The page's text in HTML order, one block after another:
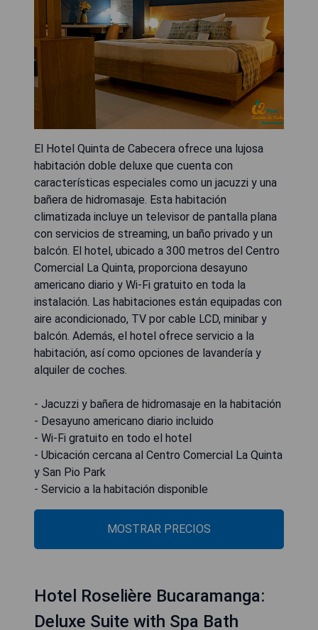
El Hotel Quinta de Cabecera ofrece una lujosa
habitación doble deluxe que cuenta con
características especiales como un jacuzzi y una
bañera de hidromasaje. Esta habitación
climatizada incluye un televisor de pantalla plana
con servicios de streaming, un baño privado y un
balcón. El hotel, ubicado a 300 metros del Centro
Comercial La Quinta, proporciona desayuno
americano diario y Wi-Fi gratuito en toda la
instalación. Las habitaciones están equipadas con
aire acondicionado, TV por cable LCD, minibar y
balcón. Además, el hotel ofrece servicio a la
habitación, así como opciones de lavandería y
alquiler de coches.
- Jacuzzi y bañera de hidromasaje en la habitación
- Desayuno americano diario incluido
- Wi-Fi gratuito en todo el hotel
- Ubicación cercana al Centro Comercial La Quinta
y San Pio Park
- Servicio a la habitación disponible
MOSTRAR PRECIOS
Hotel Roselière Bucaramanga:
Deluxe Suite with Spa Bath